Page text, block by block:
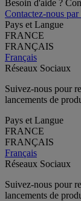
Besoin d'aide ?
Contactez-nous par
Pays et Langue
FRANCE
FRANÇAIS
Français
Réseaux Sociaux
Suivez-nous pour
lancements de
Pays et Langue
FRANCE
FRANÇAIS
Français
Réseaux Sociaux
Suivez-nous pour
lancements de